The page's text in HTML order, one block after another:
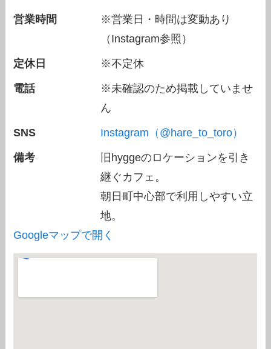
営業時間
※営業日・時間は変動あり
（Instagram参照）
定休日 ※不定休
電話
※未確認のため掲載していませ
ん
SNS Instagram（@hare_to_toro）
備考
旧hyggeのロケーションを引き
継ぐカフェ。
朝日町中心部で利用しやすい立
地。
Googleマップで開く